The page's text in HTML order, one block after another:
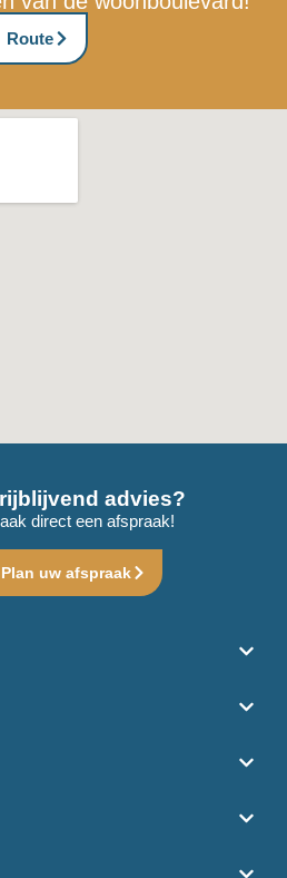
Route
advies?
direct een afspraak!
Plan uw afspraak